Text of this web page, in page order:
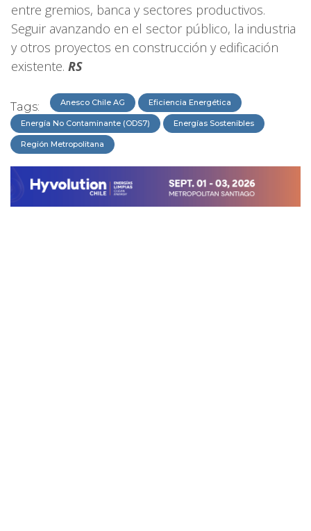
entre gremios, banca y sectores productivos.
Seguir avanzando en el sector público, la industria
y otros proyectos en construcción y edificación
existente. RS
Tags: Anesco Chile AG Eficiencia Energética
Energía No Contaminante (ODS7) Energías Sostenibles
Región Metropolitana